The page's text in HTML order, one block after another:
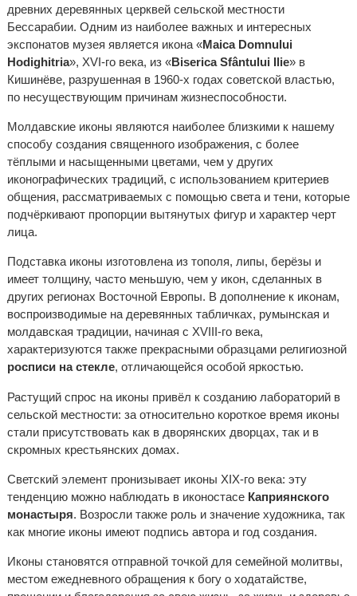
древних деревянных церквей сельской местности
Бессарабии. Одним из наиболее важных и интересных
экспонатов музея является икона «Maica Domnului
Hodighitria», XVI-го века, из «Biserica Sfântului Ilie» в
Кишинёве, разрушенная в 1960-х годах советской властью,
по несуществующим причинам жизнеспособности.
Молдавские иконы являются наиболее близкими к нашему
способу создания священного изображения, с более
тёплыми и насыщенными цветами, чем у других
иконографических традиций, с использованием критериев
общения, рассматриваемых с помощью света и тени, которые
подчёркивают пропорции вытянутых фигур и характер черт
лица.
Подставка иконы изготовлена из тополя, липы, берёзы и
имеет толщину, часто меньшую, чем у икон, сделанных в
других регионах Восточной Европы. В дополнение к иконам,
воспроизводимые на деревянных табличках, румынская и
молдавская традиции, начиная с XVIII-го века,
характеризуются также прекрасными образцами религиозной
росписи на стекле, отличающейся особой яркостью.
Растущий спрос на иконы привёл к созданию лабораторий в
сельской местности: за относительно короткое время иконы
стали присутствовать как в дворянских дворцах, так и в
скромных крестьянских домах.
Светский элемент пронизывает иконы XIX-го века: эту
тенденцию можно наблюдать в иконостасе Каприянского
монастыря. Возросли также роль и значение художника, так
как многие иконы имеют подпись автора и год создания.
Иконы становятся отправной точкой для семейной молитвы,
местом ежедневного обращения к богу о ходатайстве,